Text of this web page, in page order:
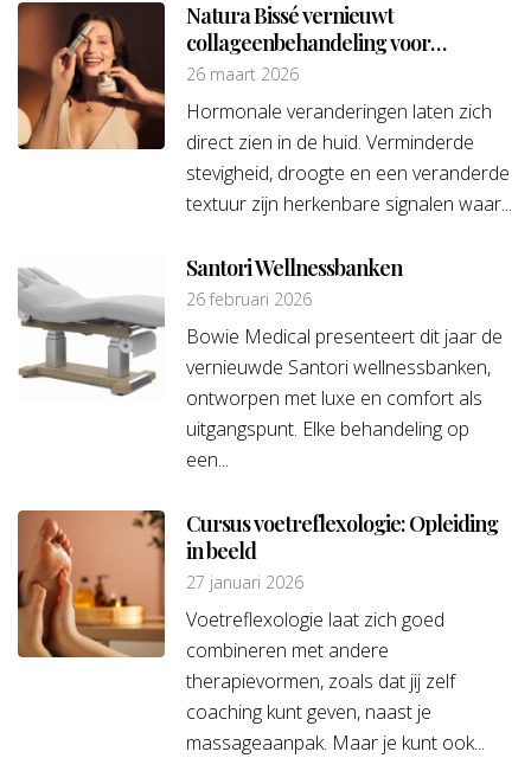
Natura Bissé vernieuwt
collageenbehandeling voor
hormonale huid
26 maart 2026
Hormonale veranderingen laten zich
direct zien in de huid. Verminderde
stevigheid, droogte en een veranderde
textuur zijn herkenbare signalen waar...
Santori Wellnessbanken
26 februari 2026
Bowie Medical presenteert dit jaar de
vernieuwde Santori wellnessbanken,
ontworpen met luxe en comfort als
uitgangspunt. Elke behandeling op
een...
Cursus voetreflexologie: Opleiding
in beeld
27 januari 2026
Voetreflexologie laat zich goed
combineren met andere
therapievormen, zoals dat jij zelf
coaching kunt geven, naast je
massageaanpak. Maar je kunt ook...